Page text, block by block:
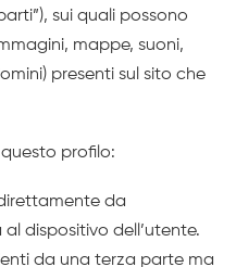
sui quali possono
mappe, suoni,
presenti sul sito che
profilo:
da
dispositivo dell’utente.
da una terza parte ma